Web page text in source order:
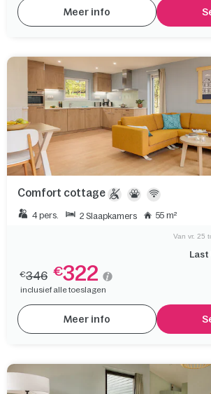
Meer info
Comfort cottage
4 pers. 2 Slaapkamers 55 m²
Van vr. 25
€346 €322
inclusief alle toeslagen
Meer info